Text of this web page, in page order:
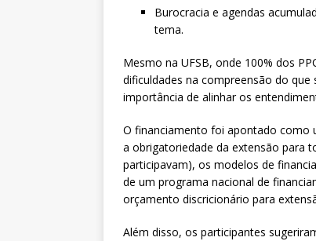
Burocracia e agendas
tema.
Mesmo na UFSB, onde 100% dos
dificuldades na compreensão do que
importância de alinhar os
O financiamento foi apontado como
a obrigatoriedade da extensão para
participavam), os modelos de
de um programa nacional de
orçamento discricionário para
Além disso, os participantes